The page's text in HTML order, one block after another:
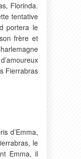
Florinda.
tentative
portera le
frère et
Fierrabras
d’Emma,
le
Emma, il